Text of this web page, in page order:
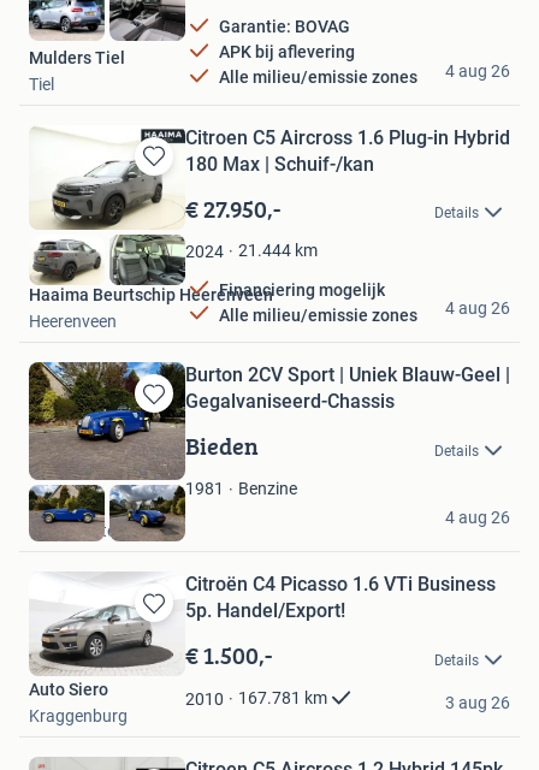
Garantie: BOVAG
APK bij aflevering
Alle milieu/emissie zones
Mulders Tiel
Tiel
4 aug 26
Bewaren
in
Mijn
Favorieten
Citroen C5 Aircross 1.6 Plug-in Hybrid
180 Max | Schuif-/kan
€ 27.950,- Details
2024 21.444 km
Financiering mogelijk
Alle milieu/emissie zones
Haaima Beurtschip Heerenveen
Heerenveen
4 aug 26
Bewaren
in
Mijn
Favorieten
Burton 2CV Sport | Uniek Blauw-Geel |
Gegalvaniseerd-Chassis
Bieden Details
1981
Benzine
YVijn
Voorschoten
4 aug 26
Bewaren
in
Mijn
Favorieten
Citroën C4 Picasso 1.6 VTi Business
5p. Handel/Export!
€ 1.500,- Details
2010 167.781 km
Auto Siero
Kraggenburg
3 aug 26